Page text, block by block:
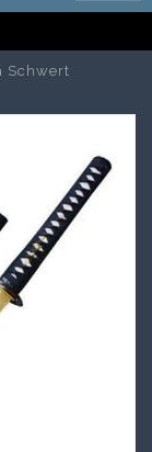
Schwert